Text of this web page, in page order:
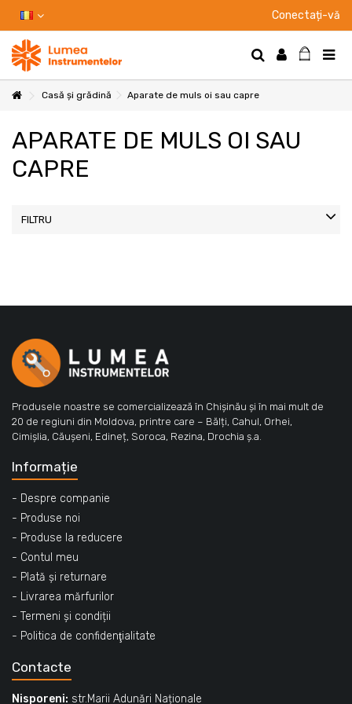
Conectați-vă
Casă și grădină Aparate de muls oi sau capre
APARATE DE MULS OI SAU
CAPRE
FILTRU
Produsele noastre se comercializează în Chișinău și în mai mult de
20 de regiuni din Moldova, printre care – Bălți, Cahul, Orhei,
Cimișlia, Căușeni, Edineț, Soroca, Rezina, Drochia ș.a.
Informație
- Despre companie
- Produse noi
- Produse la reducere
- Contul meu
- Plată și returnare
- Livrarea mărfurilor
- Termeni și condiții
- Politica de confidenţialitate
Contacte
Nisporeni: str.Marii Adunări Naționale